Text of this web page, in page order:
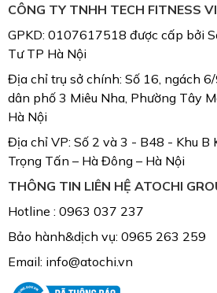
CÔNG TY TNHH TECH FITNESS
GPKD: 0107617518 được cấp bởi
Tư TP Hà Nội
Địa chỉ trụ sở chính: Số 16, ngách
dân phố 3 Miêu Nha, Phường Tây
Hà Nội
Địa chỉ VP: Số 2 và 3 - B48 - Khu B
Trọng Tấn – Hà Đông – Hà Nội
THÔNG TIN LIÊN HỆ ATOCHI
Hotline : 0963 037 237
Bảo hành&dịch vụ: 0965 263 259
Email: info@atochi.vn